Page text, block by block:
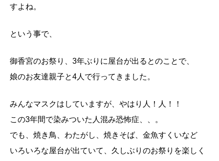
すよね。
という事で、
御香宮のお祭り、3年ぶりに屋台が出るとのことで、
娘のお友達親子と4人で行ってきました。
みんなマスクはしていますが、やはり人！人！！
この3年間で染みついた人混み恐怖症、、。
でも、焼き鳥、わたがし、焼きそば、金魚すくいなど
いろいろな屋台が出ていて、久しぶりのお祭りを楽しく